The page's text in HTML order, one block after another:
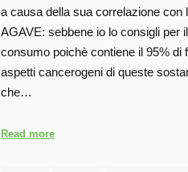
a causa della sua correlazione con
AGAVE: sebbene io lo consigli per
consumo poichè contiene il 95%
aspetti cancerogeni di queste
che…
Read more